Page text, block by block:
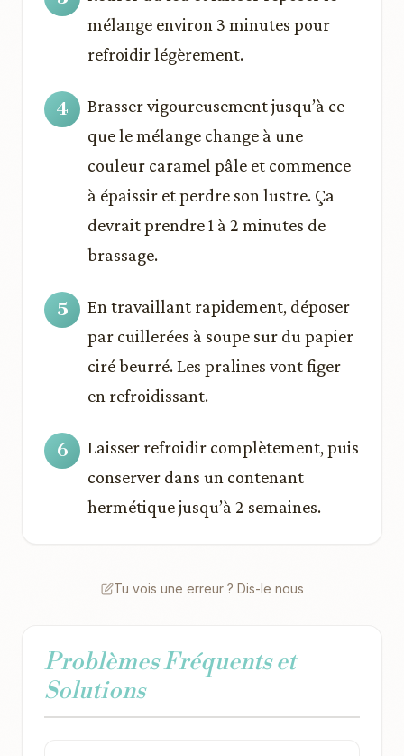
mélange environ 3 minutes pour
refroidir légèrement.
Brasser vigoureusement jusqu’à ce
que le mélange change à une
couleur caramel pâle et commence
à épaissir et perdre son lustre. Ça
devrait prendre 1 à 2 minutes de
brassage.
En travaillant rapidement, déposer
par cuillerées à soupe sur du papier
ciré beurré. Les pralines vont figer
en refroidissant.
Laisser refroidir complètement, puis
conserver dans un contenant
hermétique jusqu’à 2 semaines.
Tu vois une erreur ? Dis-le nous
Problèmes Fréquents et
Solutions